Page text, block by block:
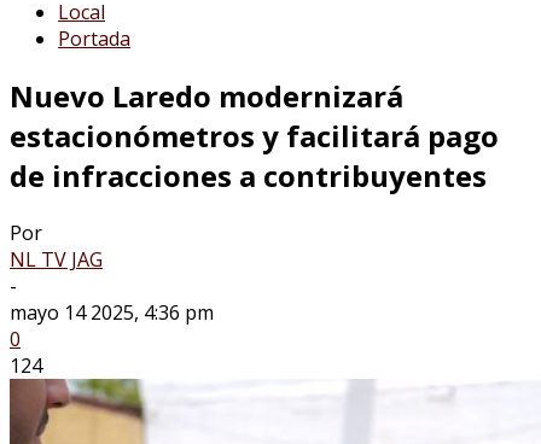
Local
Portada
Nuevo Laredo modernizará
estacionómetros y facilitará pago
de infracciones a contribuyentes
Por
NL TV JAG
-
mayo 14 2025, 4:36 pm
0
124